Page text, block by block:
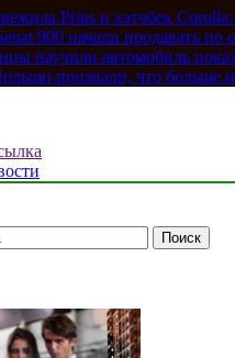
Prius и хэтчбек
900 начали продавать по
научили автомобиль
признали, что больше